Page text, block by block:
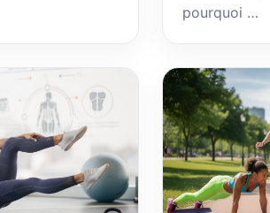
pourquoi …